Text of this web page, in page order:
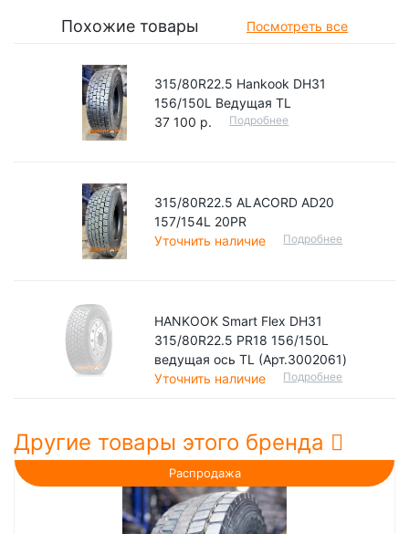
Похожие товары Посмотреть все
315/80R22.5 Hankook DH31
156/150L Ведущая TL
37 100 р.
Подробнее
315/80R22.5 ALACORD AD20
157/154L 20PR
Уточнить наличие
Подробнее
HANKOOK Smart Flex DH31
315/80R22.5 PR18 156/150L
ведущая ось TL (Арт.3002061)
Уточнить наличие
Подробнее
Другие товары этого бренда
Распродажа